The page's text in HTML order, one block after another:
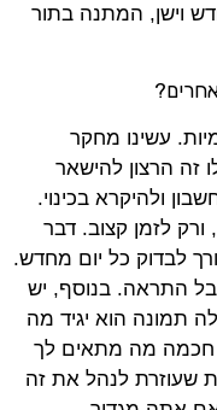
וישן, המתנה בתור
עשינו מחקר
זה הרצון להישאר
ולהיקרא בכינוי.
לזמן קצוב. דבר
לבדוק כל יום מחדש.
התראה. בנוסף, יש
תמונה הוא יגיד מה
חכמה מה מתאים לך
שעוזרת לנהל את זה